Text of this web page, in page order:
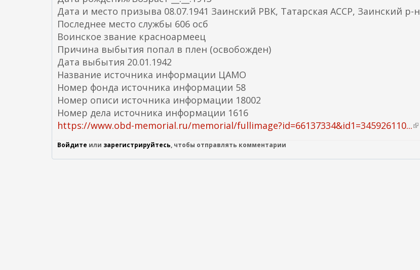
я
Дата и место призыва 08.07.1941 Заинский РВК, Татарская АССР, Заинский р-н
Последнее место службы 606 осб
Воинское звание красноармеец
Причина выбытия попал в плен (освобожден)
Дата выбытия 20.01.1942
Название источника информации ЦАМО
Номер фонда источника информации 58
Номер описи источника информации 18002
Номер дела источника информации 1616
https://www.obd-memorial.ru/memorial/fullimage?id=66137334&id1=345926110...(
е
Войдите или зарегистрируйтесь, чтобы отправлять комментарии